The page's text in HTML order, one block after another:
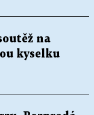
na
kyselku